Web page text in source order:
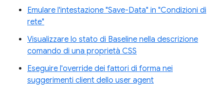
Emulare l'intestazione "Save-Data" in "Condizioni di
rete"
Visualizzare lo stato di Baseline nella descrizione
comando di una proprietà CSS
Eseguire l'override dei fattori di forma nei
suggerimenti client dello user agent